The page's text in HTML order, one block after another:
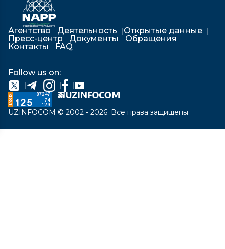
Агентство Деятельность
Открытые данные
Пресс-центр
Документы
Обращения
Контакты
FAQ
Follow us on:
UZINFOCOM © 2002 - 2026. Все права защищены